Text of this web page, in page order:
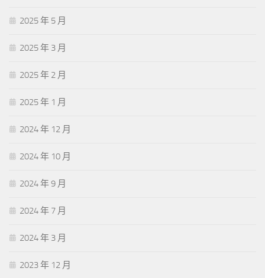
2025 年 5 月
2025 年 3 月
2025 年 2 月
2025 年 1 月
2024 年 12 月
2024 年 10 月
2024 年 9 月
2024 年 7 月
2024 年 3 月
2023 年 12 月